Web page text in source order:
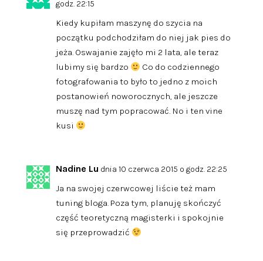
godz. 22:15
Kiedy kupiłam maszynę do szycia na
początku podchodziłam do niej jak pies do
jeża. Oswajanie zajęło mi 2 lata, ale teraz
lubimy się bardzo
Co do codziennego
fotografowania to było to jedno z moich
postanowień noworocznych, ale jeszcze
muszę nad tym popracować. No i ten vine
kusi
Nadine Lu dnia 10 czerwca 2015 o godz. 22:25
Ja na swojej czerwcowej liście też mam
tuning bloga. Poza tym, planuję skończyć
część teoretyczną magisterki i spokojnie
się przeprowadzić